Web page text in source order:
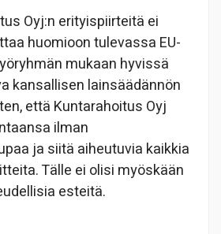
Oyj:n erityispiirteitä ei
huomioon tulevassa EU-
mukaan hyvissä
kansallisen lainsäädännön
että Kuntarahoitus Oyj
ilman
ja siitä aiheutuvia kaikkia
Tälle ei olisi myöskään
esteitä.